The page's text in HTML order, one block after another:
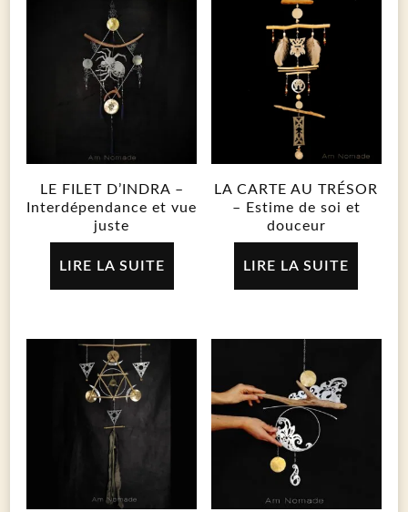
LE FILET D’INDRA –
Interdépendance et vue
juste
LIRE LA SUITE
LA CARTE AU TRÉSOR
– Estime de soi et
douceur
LIRE LA SUITE